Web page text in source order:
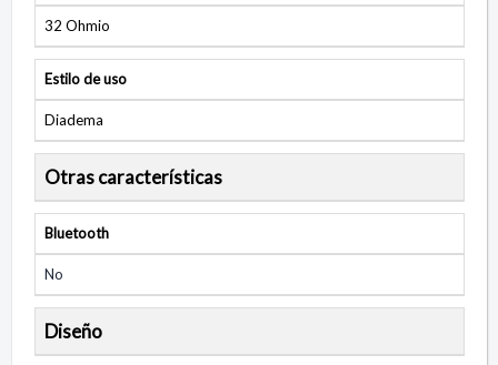
32 Ohmio
Estilo de uso
Diadema
Otras características
Bluetooth
No
Diseño